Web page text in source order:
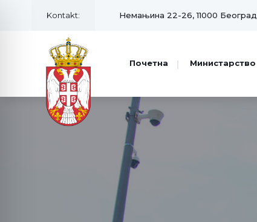
Kontakt: Немањина 22-26, 11000 Београд
Почетна Министарство